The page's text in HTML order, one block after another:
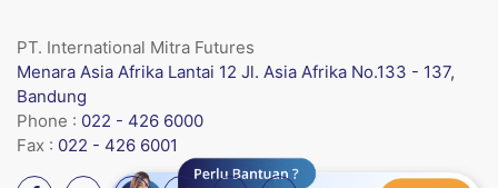
PT. International Mitra Futures
Menara Asia Afrika Lantai 12 Jl. Asia Afrika No.133 - 137,
Bandung
Phone : 022 - 426 6000
Fax : 022 - 426 6001